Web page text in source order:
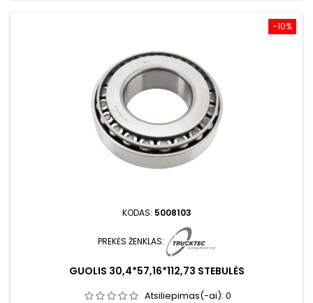
−10%
KODAS: 5008103
PREKĖS ŽENKLAS:
GUOLIS 30,4*57,16*112,73 STEBULĖS
Atsiliepimas(-ai): 0